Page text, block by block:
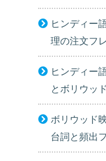
ヒンディー
理の注文フ
ヒンディー
とボリウッ
ボリウッド
台詞と頻出